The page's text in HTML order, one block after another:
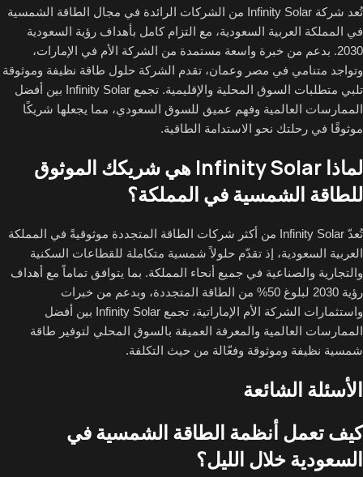
تُعد شركة Infinity Solar من الشركات الرائدة في مجال الطاقة الشمسية
في المملكة العربية السعودية، مع التزام كامل بأهداف رؤية السعودية
2030. بدعم من خبرة واسعة مستمدة من الشركة الأم في الإمارات،
وتواجد متنامي في مصر وعمان، تقدم الشركة حلول طاقة نظيفة وموثوقة
تلبي متطلبات السوق المحلية والإقليمية. تجمع Infinity Solar بين أفضل
الممارسات العالمية وفهم عميق للسوق السعودي، مما يجعلها شريكًا
موثوقًا في رحلتك نحو الاستدامة الطاقية.
لماذا Infinity Solar هي شريكك الموثوق
للطاقة الشمسية في المملكة؟
تُعدّ Infinity Solar من أكثر شركات الطاقة المتجددة موثوقيةً في المملكة
العربية السعودية، إذ تقدّم حلولاً شمسية متكاملة للقطاعات السكنية
والتجارية والصناعية في جميع أنحاء المملكة. بما يتوافق تماماً مع أهداف
رؤية 2030 لبلوغ 50% من الطاقة المتجددة، وبدعم من خبرات
واستثمارات الشركة الأم الإماراتية، تجمع Infinity Solar بين أفضل
الممارسات العالمية والمعرفة العميقة بالسوق المحلي لتوفير طاقة
شمسية نظيفة وموثوقة وفعّالة من حيث التكلفة.
الأسئلة الشائعة
كيف تعمل أنظمة الطاقة الشمسية في
السعودية خلال الليل؟